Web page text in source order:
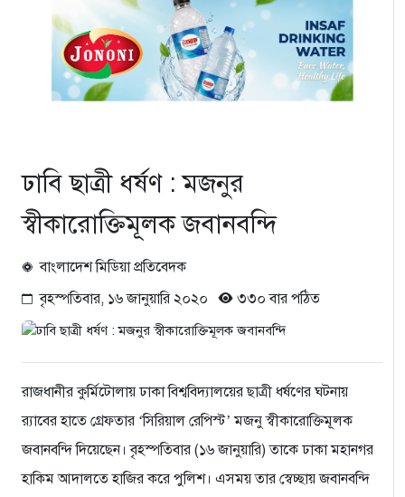
ঢাবি ছাত্রী ধর্ষণ : মজনুর
স্বীকারোক্তিমূলক জবানবন্দি
বাংলাদেশ মিডিয়া প্রতিবেদক
বৃহস্পতিবার, ১৬ জানুয়ারি ২০২০
৩৩০ বার পঠিত
রাজধানীর কুর্মিটোলায় ঢাকা বিশ্ববিদ্যালয়ের ছাত্রী ধর্ষণের ঘটনায়
র‌্যাবের হাতে গ্রেফতার ‘সিরিয়াল রেপিস্ট’ মজনু স্বীকারোক্তিমূলক
জবানবন্দি দিয়েছেন। বৃহস্পতিবার (১৬ জানুয়ারি) তাকে ঢাকা মহানগর
হাকিম আদালতে হাজির করে পুলিশ। এসময় তার স্বেচ্ছায় জবানবন্দি